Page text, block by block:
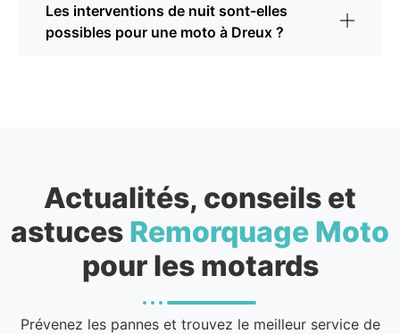
Les interventions de nuit sont-elles
possibles pour une moto à Dreux ?
Actualités, conseils et
astuces Remorquage Moto
pour les motards
Prévenez les pannes et trouvez le meilleur service de